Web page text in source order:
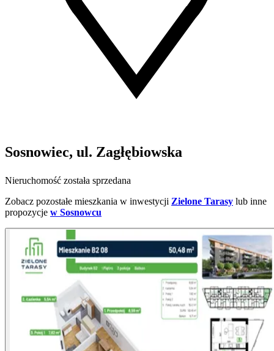
Sosnowiec, ul. Zagłębiowska
Nieruchomość została sprzedana
Zobacz pozostałe mieszkania w inwestycji Zielone Tarasy lub inne
propozycje w Sosnowcu